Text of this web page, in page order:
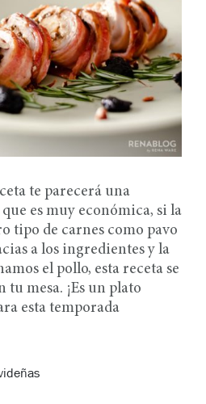
te parecerá una
es muy económica, si la
tipo de carnes como pavo
a los ingredientes y la
el pollo, esta receta se
tu mesa. ¡Es un plato
esta temporada